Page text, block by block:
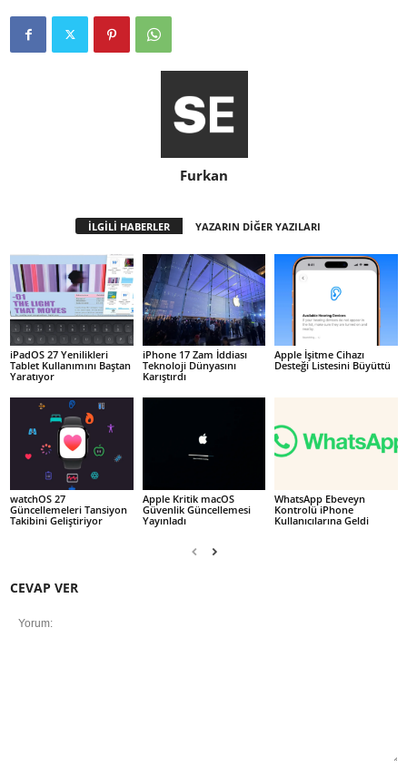
Furkan
İLGİLİ HABERLER YAZARIN DİĞER YAZILARI
iPadOS 27 Yenilikleri
Tablet Kullanımını Baştan
Yaratıyor
iPhone 17 Zam İddiası
Teknoloji Dünyasını
Karıştırdı
Apple İşitme Cihazı
Desteği Listesini Büyüttü
watchOS 27
Güncellemeleri Tansiyon
Takibini Geliştiriyor
Apple Kritik macOS
Güvenlik Güncellemesi
Yayınladı
WhatsApp Ebeveyn
Kontrolü iPhone
Kullanıcılarına Geldi
CEVAP VER